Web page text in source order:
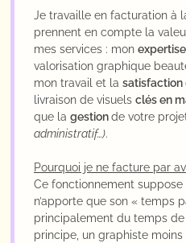
Je travaille en facturation à
prennent en compte la
mes services : mon expertise
valorisation graphique
mon travail et la satisfaction
livraison de visuels clés en
que la gestionde votre
administratif…).
Pourquoi je ne facture par
Ce fonctionnement
n’apporte que son « temps
principalement du temps de
principe, un graphiste moins